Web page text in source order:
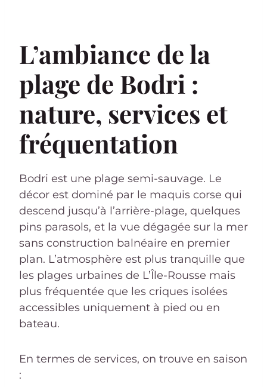
L’ambiance de la
plage de Bodri :
nature, services et
fréquentation
Bodri est une plage semi-sauvage. Le
décor est dominé par le maquis corse qui
descend jusqu’à l’arrière-plage, quelques
pins parasols, et la vue dégagée sur la mer
sans construction balnéaire en premier
plan. L’atmosphère est plus tranquille que
les plages urbaines de L’Île-Rousse mais
plus fréquentée que les criques isolées
accessibles uniquement à pied ou en
bateau.
En termes de services, on trouve en saison
: